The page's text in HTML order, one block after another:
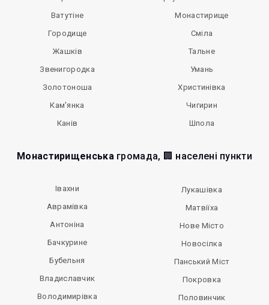
Ватутіне
Городище
Жашків
Звенигородка
Золотоноша
Кам'янка
Канів
Монастирище
Сміла
Тальне
Умань
Христинівка
Чигирин
Шпола
Монастирищенськагромада, 🏢 населені пункти
Івахни
Аврамівка
Антоніна
Бачкурине
Бубельня
Владиславчик
Володимирівка
Лукашівка
Матвіїха
Нове Місто
Новосілка
Панський Міст
Покровка
Половинчик